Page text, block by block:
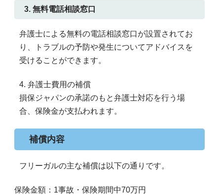
3. 無料電話相談窓口
弁護士による無料の電話相談窓口が設置されてお
り、トラブルの予防や発生についてアドバイスを
受けることができます。
4. 弁護士費用の補償
損保ジャパンの承諾のもと弁護士対応を行う場
合、保険金が支払われます。
補償内容
フリーガルの主な補償は以下の通りです。
保険金額：1事故・保険期間中70万円